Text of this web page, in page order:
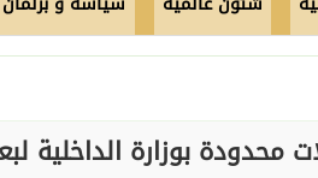
محدودة بوزارة الداخلية